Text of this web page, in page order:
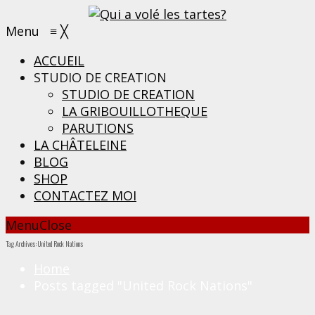
Menu ≡ ╳
ACCUEIL
STUDIO DE CREATION
STUDIO DE CREATION
LA GRIBOUILLOTHEQUE
PARUTIONS
LA CHÂTELEINE
BLOG
SHOP
CONTACTEZ MOI
MenuClose
Tag Archives: United Rock Nations